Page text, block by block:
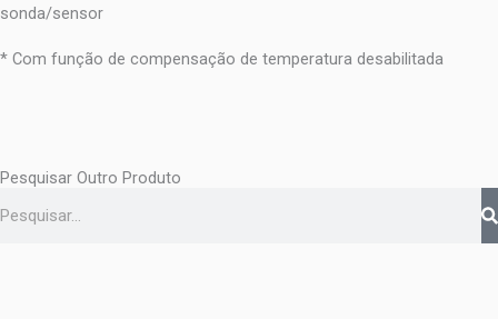
sonda/sensor
* Com função de compensação de temperatura desabilitada
Pesquisar Outro Produto